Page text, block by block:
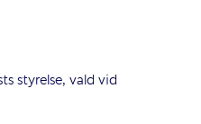
styrelse, vald vid